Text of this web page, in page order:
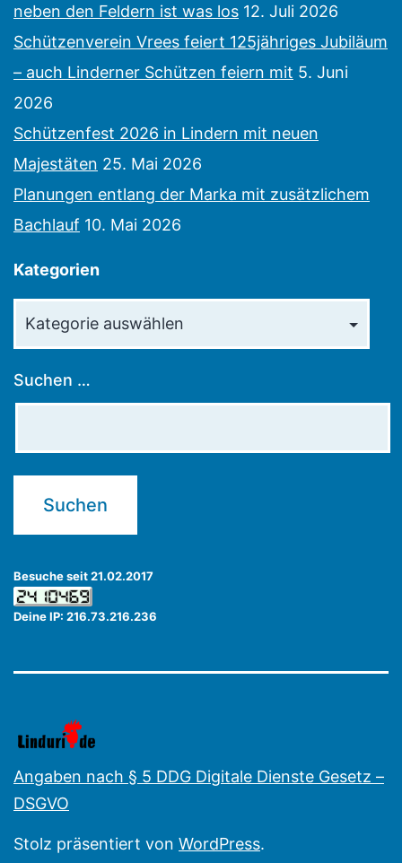
neben den Feldern ist was los 12. Juli 2026
Schützenverein Vrees feiert 125jähriges Jubiläum
– auch Linderner Schützen feiern mit 5. Juni
2026
Schützenfest 2026 in Lindern mit neuen
Majestäten 25. Mai 2026
Planungen entlang der Marka mit zusätzlichem
Bachlauf 10. Mai 2026
Kategorien
Suchen …
Besuche seit 21.02.2017
Deine IP: 216.73.216.236
Angaben nach § 5 DDG Digitale Dienste Gesetz –
DSGVO
Stolz präsentiert von WordPress.